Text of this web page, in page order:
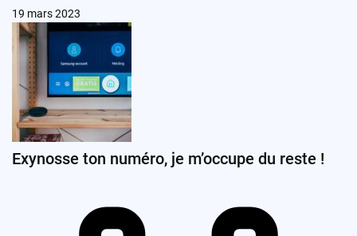
19 mars 2023
Exynosse ton numéro, je m’occupe du reste !